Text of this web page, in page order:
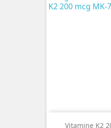
Vitamine K2